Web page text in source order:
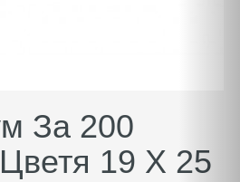
За 200
19 Х 25